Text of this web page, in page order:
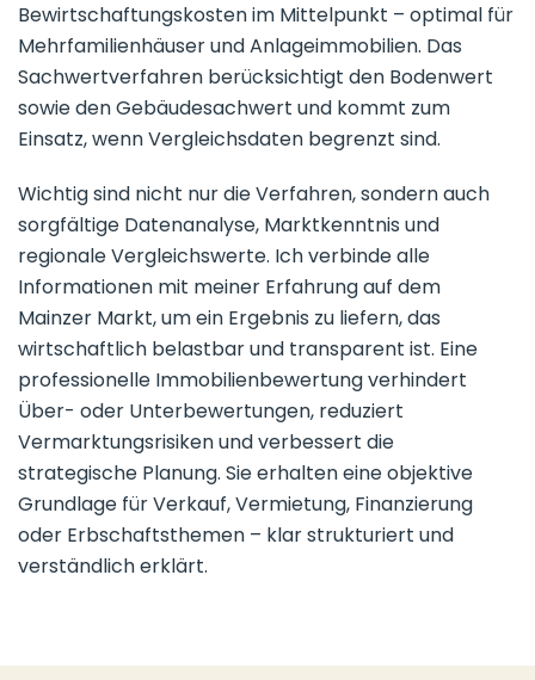
Bewirtschaftungskosten im Mittelpunkt – optimal für
Mehrfamilienhäuser und Anlageimmobilien. Das
Sachwertverfahren berücksichtigt den Bodenwert
sowie den Gebäudesachwert und kommt zum
Einsatz, wenn Vergleichsdaten begrenzt sind.
Wichtig sind nicht nur die Verfahren, sondern auch
sorgfältige Datenanalyse, Marktkenntnis und
regionale Vergleichswerte. Ich verbinde alle
Informationen mit meiner Erfahrung auf dem
Mainzer Markt, um ein Ergebnis zu liefern, das
wirtschaftlich belastbar und transparent ist. Eine
professionelle Immobilienbewertung verhindert
Über- oder Unterbewertungen, reduziert
Vermarktungsrisiken und verbessert die
strategische Planung. Sie erhalten eine objektive
Grundlage für Verkauf, Vermietung, Finanzierung
oder Erbschaftsthemen – klar strukturiert und
verständlich erklärt.